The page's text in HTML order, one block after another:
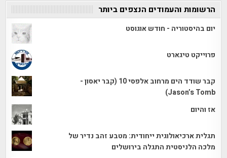
הרשומות והעמודים הנצפים ביותר
יום בהיסטוריה - חודש אוגוסט
פרוייקט טיגארט
קבר שודד הים מרחוב אלפסי 10 (קבר יאסון -
Jason’s Tomb)
אז והיום
תגלית ארכיאולוגית ייחודית: מטבע זהב נדיר של
מלכה הלניסטית התגלה בירושלים